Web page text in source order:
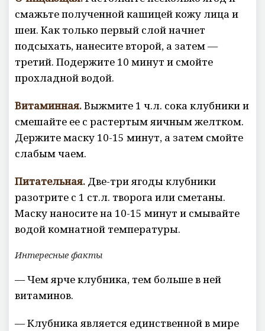
смажьте полученной кашицей кожу лица и
шеи. Как только первый слой начнет
подсыхать, нанесите второй, а затем —
третий. Подержите 10 минут и смойте
прохладной водой.
Витаминная.Выжмите 1 ч.л. сока клубники и
смешайте ее с растертым яичным желтком.
Держите маску 10-15 минут, а затем смойте
слабым чаем.
Питательная. Две-три ягоды клубники
разотрите с 1 ст.л. творога или сметаны.
Маску наносите на 10-15 минут и смывайте
водой комнатной температуры.
Интересные факты
— Чем ярче клубника, тем больше в ней
витаминов.
— Клубника является единственной в мире